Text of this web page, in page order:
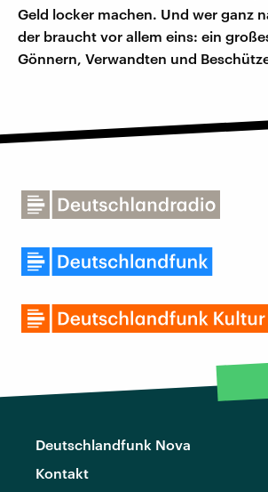
Geld locker machen. Und wer ganz
der braucht vor allem eins: ein
Gönnern, Verwandten und
Deutschlandfunk Nova
Kontakt